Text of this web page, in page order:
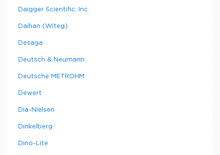
Daigger Scientific, Inc.
Daihan (Witeg)
Desaga
Deutsch & Neumann
Deutsche METROHM
Dewert
Dia-Nielsen
Dinkelberg
Dino-Lite